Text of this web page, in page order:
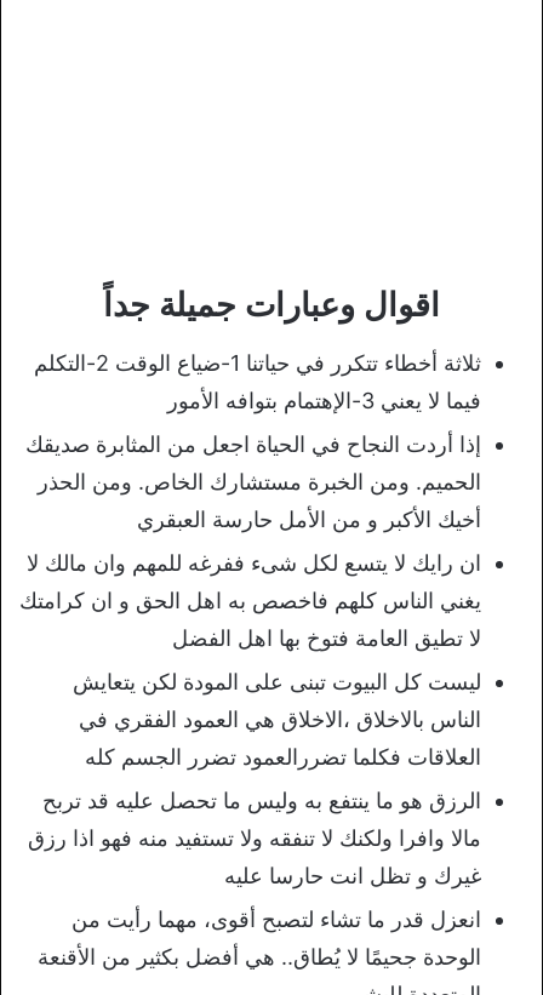
اقوال وعبارات جميلة جداً
ثلاثة أخطاء تتكرر في حياتنا 1-ضياع الوقت 2-التكلم
فيما لا يعني 3-الإهتمام بتوافه الأمور
إذا أردت النجاح في الحياة اجعل من المثابرة صديقك
الحميم. ومن الخبرة مستشارك الخاص. ومن الحذر
أخيك الأكبر و من الأمل حارسة العبقري
ان رايك لا يتسع لكل شىء ففرغه للمهم وان مالك لا
يغني الناس كلهم فاخصص به اهل الحق و ان كرامتك
لا تطيق العامة فتوخ بها اهل الفضل
ليست كل البيوت تبنى على المودة لكن يتعايش
الناس بالاخلاق ،الاخلاق هي العمود الفقري في
العلاقات فكلما تضررالعمود تضرر الجسم كله
الرزق هو ما ينتفع به وليس ما تحصل عليه قد تربح
مالا وافرا ولكنك لا تنفقه ولا تستفيد منه فهو اذا رزق
غيرك و تظل انت حارسا عليه
انعزل قدر ما تشاء لتصبح أقوى، مهما رأيت من
الوحدة جحيمًا لا يُطاق.. هي أفضل بكثير من الأقنعة